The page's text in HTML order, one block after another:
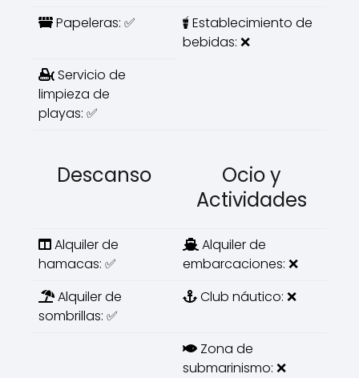
Papeleras: ✅
Establecimiento de
bebidas: ❌
Servicio de
limpieza de
playas: ✅
Descanso
Ocio y
Actividades
Alquiler de
hamacas: ✅
Alquiler de
embarcaciones: ❌
Alquiler de
sombrillas: ✅
Club náutico: ❌
Zona de
submarinismo: ❌